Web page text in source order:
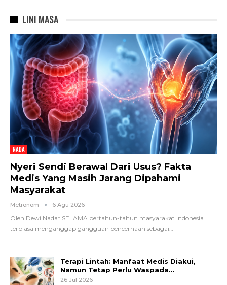
LINI MASA
NADA
Nyeri Sendi Berawal Dari Usus? Fakta
Medis Yang Masih Jarang Dipahami
Masyarakat
Metronom 6 Agu 2026
Oleh Dewi Nada* SELAMA bertahun-tahun masyarakat Indonesia
terbiasa menganggap gangguan pencernaan sebagai
Terapi Lintah: Manfaat Medis Diakui,
Namun Tetap Perlu Waspada…
26 Jul 2026